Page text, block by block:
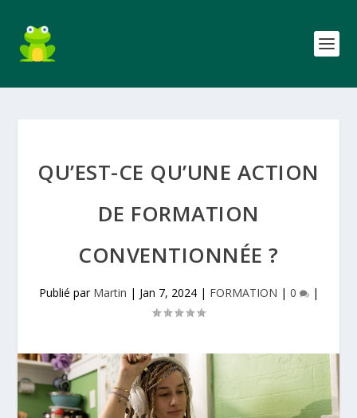
QU’EST-CE QU’UNE ACTION
DE FORMATION
CONVENTIONNÉE ?
Publié par Martin | Jan 7, 2024| FORMATION | 0 |